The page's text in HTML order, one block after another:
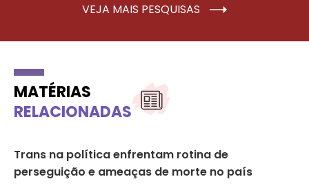
VEJA MAIS PESQUISAS
MATÉRIAS
RELACIONADAS
Trans na política enfrentam rotina de
perseguição e ameaças de morte no país